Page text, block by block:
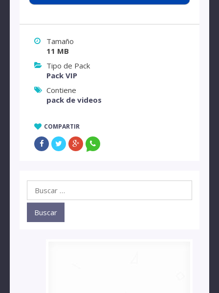
Tamaño
11 MB
Tipo de Pack
Pack VIP
Contiene
pack de videos
COMPARTIR